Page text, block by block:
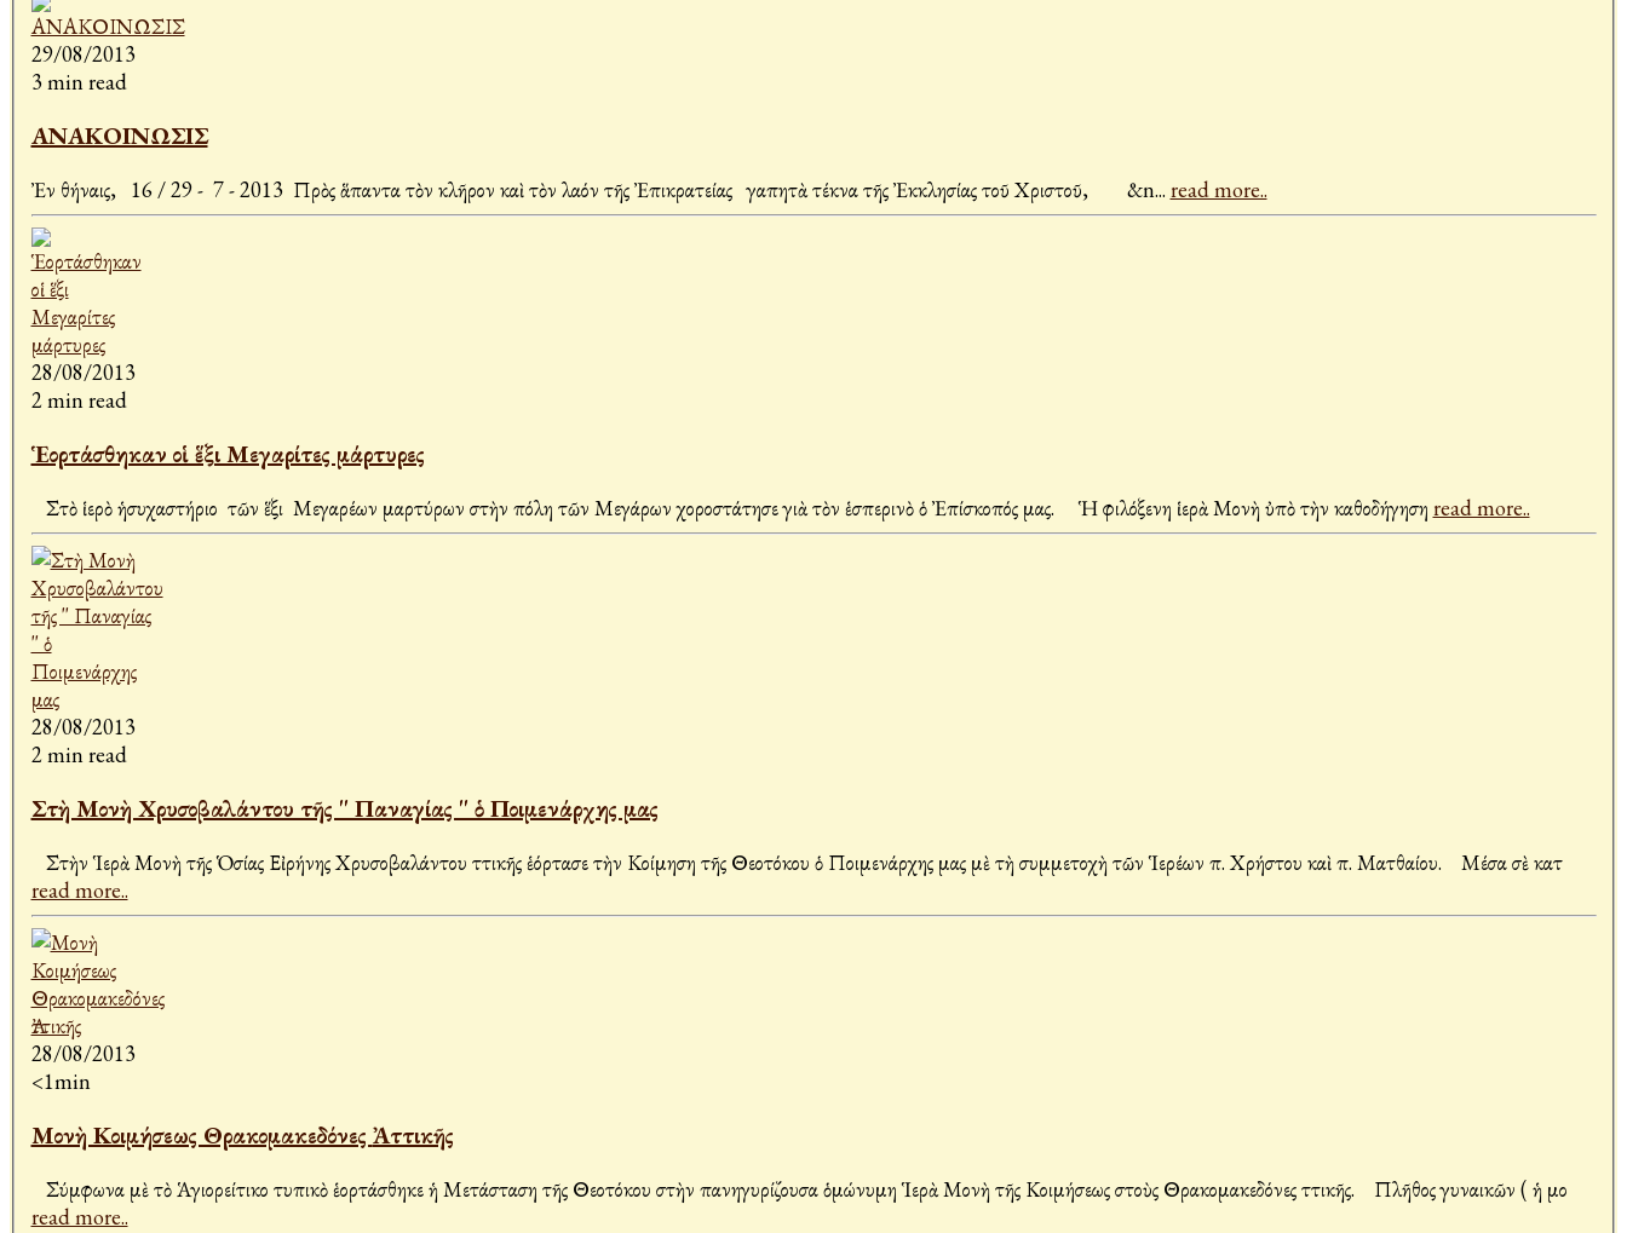
29/08/2013
3 min read
ΑΝΑΚΟΙΝΩΣΙΣ
Ἐν Ἀθήναις, 16 / 29 - 7 - 2013 Πρὸς ἅπαντα τὸν κλῆρον καὶ τὸν λαόν τῆς Ἐπικρατείας Ἀγαπητὰ τέκνα τῆς Ἐκκλησίας τοῦ Χριστοῦ, &n... read more..
28/08/2013
2 min read
Ἑορτάσθηκαν οἱ ἕξι Μεγαρίτες μάρτυρες
Στὸ ἱερὸ ἡσυχαστήριο τῶν ἕξι Μεγαρέων μαρτύρων στὴν πόλη τῶν Μεγάρων χοροστάτησε γιὰ τὸν ἑσπερινὸ ὁ Ἐπίσκοπός μας. Ἡ φιλόξενη ἱερὰ Μονὴ ὐπὸ τὴν καθοδήγηση read more..
28/08/2013
2 min read
Στὴ Μονὴ Χρυσοβαλάντου τῆς '' Παναγίας '' ὁ Ποιμενάρχης μας
Στὴν Ἱερὰ Μονὴ τῆς Ὁσίας Εἰρήνης Χρυσοβαλάντου Ἀττικῆς ἑόρτασε τὴν Κοίμηση τῆς Θεοτόκου ὁ Ποιμενάρχης μας μὲ τὴ συμμετοχὴ τῶν Ἱερέων π. Χρήστου καὶ π. Ματθαίου. Μέσα σὲ κατ
read more..
28/08/2013
<1min
Μονὴ Κοιμήσεως Θρακομακεδόνες Ἀττικῆς
Σύμφωνα μὲ τὸ Ἁγιορείτικο τυπικὸ ἑορτάσθηκε ἡ Μετάσταση τῆς Θεοτόκου στὴν πανηγυρίζουσα ὁμώνυμη Ἱερὰ Μονὴ τῆς Κοιμήσεως στοὺς Θρακομακεδόνες Ἀττικῆς. Πλῆθος γυναικῶν ( ἡ μο
read more..